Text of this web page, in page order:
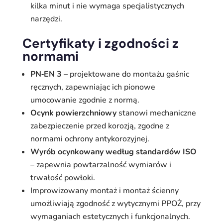
kilka minut i nie wymaga specjalistycznych
narzędzi.
Certyfikaty i zgodności z
normami
PN‑EN 3 – projektowane do montażu gaśnic
ręcznych, zapewniając ich pionowe
umocowanie zgodnie z normą.
Ocynk powierzchniowystanowi mechaniczne
zabezpieczenie przed korozją, zgodne z
normami ochrony antykorozyjnej.
Wyrób ocynkowany według standardów ISO
– zapewnia powtarzalność wymiarów i
trwałość powłoki.
Improwizowany montaż i montaż ścienny
umożliwiają zgodność z wytycznymi PPOŻ, przy
wymaganiach estetycznych i funkcjonalnych.